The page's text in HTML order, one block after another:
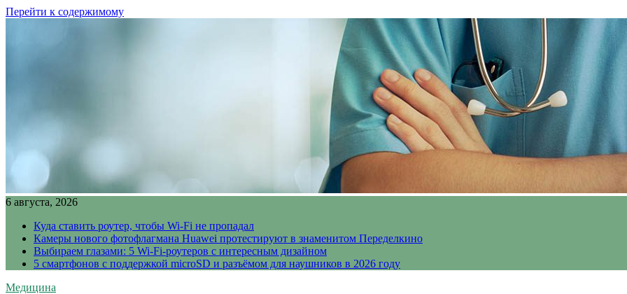
Перейти к содержимому
6 августа, 2026
Куда ставить роутер, чтобы Wi-Fi не пропадал
Камеры нового фотофлагмана Huawei протестируют в знаменитом Переделкино
Выбираем глазами: 5 Wi-Fi-роутеров с интересным дизайном
5 смартфонов с поддержкой microSD и разъёмом для наушников в 2026 году
Медицина